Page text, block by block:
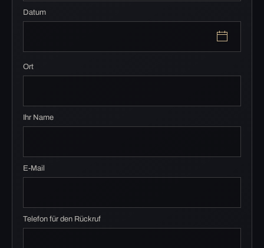
Datum
Ort
Ihr Name
E-Mail
Telefon für den Rückruf